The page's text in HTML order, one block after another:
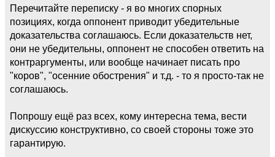
Перечитайте переписку - я во многих спорных
позициях, когда оппонент приводит убедительные
доказательства соглашаюсь. Если доказательств нет,
они не убедительны, оппонент не способен ответить на
контраргументы, или вообще начинает писать про
"коров", "осенние обострения" и т.д. - то я просто-так не
соглашаюсь.
Попрошу ещё раз всех, кому интересна тема, вести
дискуссию конструктивно, со своей стороны тоже это
гарантирую.